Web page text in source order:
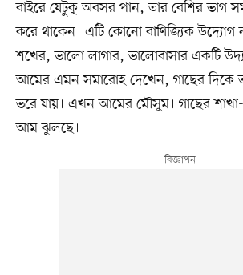
বাইরে যেটুকু অবসর পান, তার বেশির ভাগ
করে থাকেন। এটি কোনো বাণিজ্যিক উদ্যোগ
শখের, ভালো লাগার, ভালোবাসার একটি
আমের এমন সমারোহ দেখেন, গাছের দিকে
ভরে যায়। এখন আমের মৌসুম। গাছের শাখা-
আম ঝুলছে।